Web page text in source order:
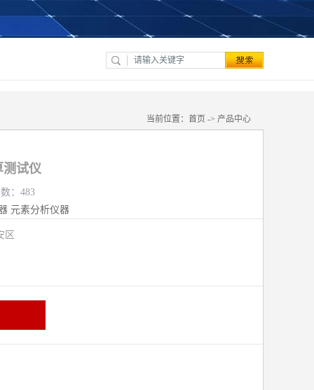
当前位置： 首页 -> 产品中心
测试仪
：483
元素分析仪器
区